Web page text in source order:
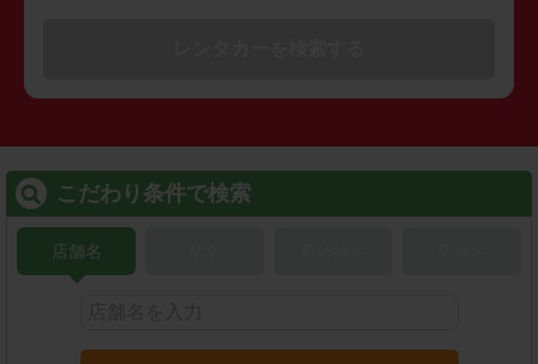
こだわり条件で検索
店舗名